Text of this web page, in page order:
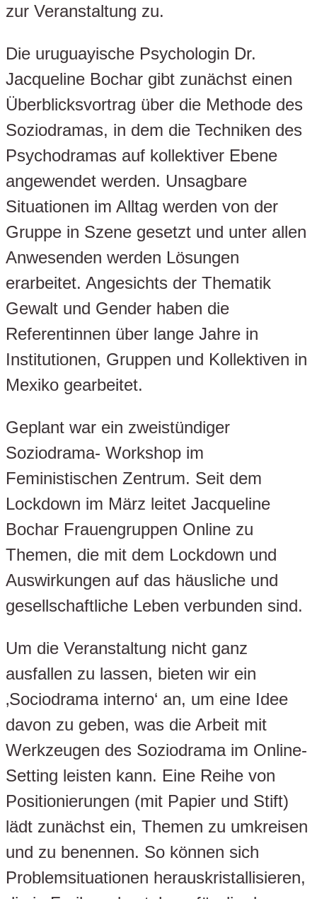
zur Veranstaltung zu.
Die uruguayische Psychologin Dr.
Jacqueline Bochar gibt zunächst einen
Überblicksvortrag über die Methode des
Soziodramas, in dem die Techniken des
Psychodramas auf kollektiver Ebene
angewendet werden. Unsagbare
Situationen im Alltag werden von der
Gruppe in Szene gesetzt und unter allen
Anwesenden werden Lösungen
erarbeitet. Angesichts der Thematik
Gewalt und Gender haben die
Referentinnen über lange Jahre in
Institutionen, Gruppen und Kollektiven in
Mexiko gearbeitet.
Geplant war ein zweistündiger
Soziodrama- Workshop im
Feministischen Zentrum. Seit dem
Lockdown im März leitet Jacqueline
Bochar Frauengruppen Online zu
Themen, die mit dem Lockdown und
Auswirkungen auf das häusliche und
gesellschaftliche Leben verbunden sind.
Um die Veranstaltung nicht ganz
ausfallen zu lassen, bieten wir ein
‚Sociodrama interno‘ an, um eine Idee
davon zu geben, was die Arbeit mit
Werkzeugen des Soziodrama im Online-
Setting leisten kann. Eine Reihe von
Positionierungen (mit Papier und Stift)
lädt zunächst ein, Themen zu umkreisen
und zu benennen. So können sich
Problemsituationen herauskristallisieren,